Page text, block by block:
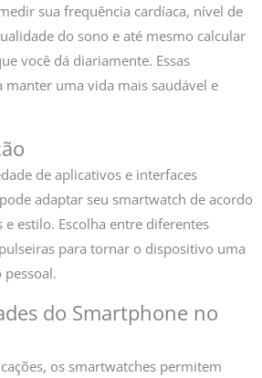
sua frequência cardíaca, nível de
do sono e até mesmo calcular
você dá diariamente. Essas
manter uma vida mais saudável e
de aplicativos e interfaces
adaptar seu smartwatch de acordo
e estilo. Escolha entre diferentes
para tornar o dispositivo uma
pessoal.
do Smartphone no
os smartwatches permitem